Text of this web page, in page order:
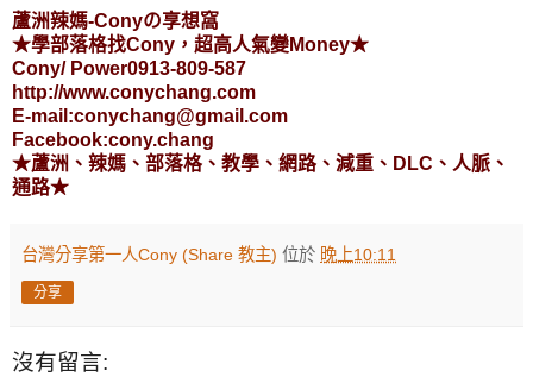
蘆洲辣媽-Conyの享想窩
★學部落格找Cony，超高人氣變Money★
Cony/ Power0913-809-587
http://www.conychang.com
E-mail:conychang@gmail.com
Facebook:cony.chang
★蘆洲、辣媽、部落格、教學、網路、減重、DLC、人脈、
通路★
台灣分享第一人Cony (Share 教主) 位於 晚上10:11
分享
沒有留言: